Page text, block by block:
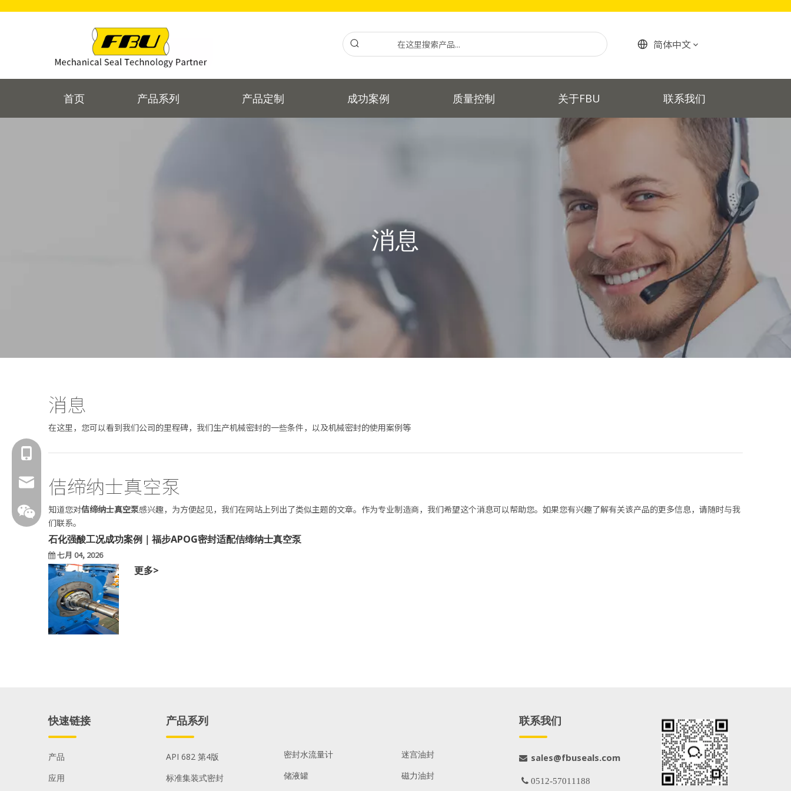
简体中文
首页 产品系列 产品定制 成功案例 质量控制 关于FBU 联系我们
消息
消息
在这里，您可以看到我们公司的里程碑，我们生产机械密封的一些条件，以及机械密封的使用案例等
佶缔纳士真空泵
知道您对佶缔纳士真空泵感兴趣，为方便起见，我们在网站上列出了类似主题的文章。作为专业制造商，我们希望这个消息可以帮助您。如果您有兴趣了解有关该产品的更多信息，请随时与我
们联系。
石化强酸工况成功案例｜福步APOG密封适配佶缔纳士真空泵
七月 04, 2026
更多>
快速链接
产品
应用
产品系列
API 682 第4版
标准集装式密封
密封水流量计
储液罐
迷宫油封
磁力油封
联系我们
 sales@fbuseals.com
 0512-57011188
18601429519
sales@fbuseals.com
fbuseal